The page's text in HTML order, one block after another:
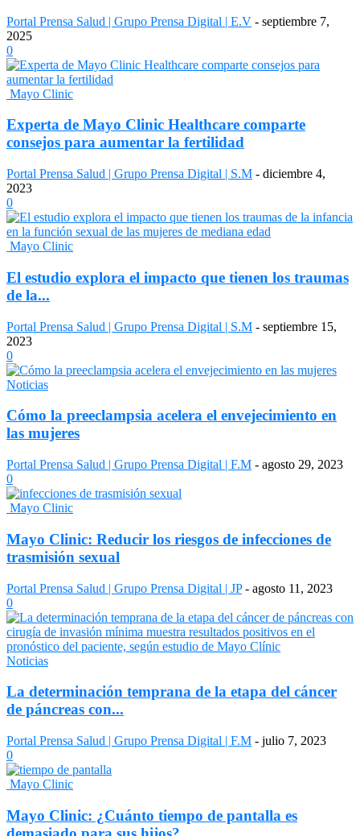
Portal Prensa Salud | Grupo Prensa Digital | E.V - septiembre 7,
2025
0
Mayo Clinic
Experta de Mayo Clinic Healthcare comparte
consejos para aumentar la fertilidad
Portal Prensa Salud | Grupo Prensa Digital | S.M - diciembre 4,
2023
0
Mayo Clinic
El estudio explora el impacto que tienen los traumas
de la...
Portal Prensa Salud | Grupo Prensa Digital | S.M - septiembre 15,
2023
0
Noticias
Cómo la preeclampsia acelera el envejecimiento en
las mujeres
Portal Prensa Salud | Grupo Prensa Digital | F.M - agosto 29, 2023
0
Mayo Clinic
Mayo Clinic: Reducir los riesgos de infecciones de
trasmisión sexual
Portal Prensa Salud | Grupo Prensa Digital | JP - agosto 11, 2023
0
Noticias
La determinación temprana de la etapa del cáncer
de páncreas con...
Portal Prensa Salud | Grupo Prensa Digital | F.M - julio 7, 2023
0
Mayo Clinic
Mayo Clinic: ¿Cuánto tiempo de pantalla es